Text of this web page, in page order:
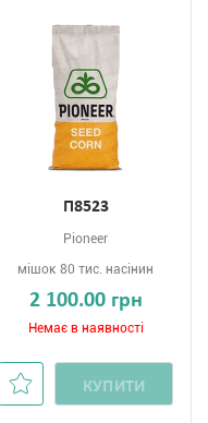
П8523
Pioneer
мішок 80 тис. насінин
2 100.00 грн
Немає в наявності
КУПИТИ